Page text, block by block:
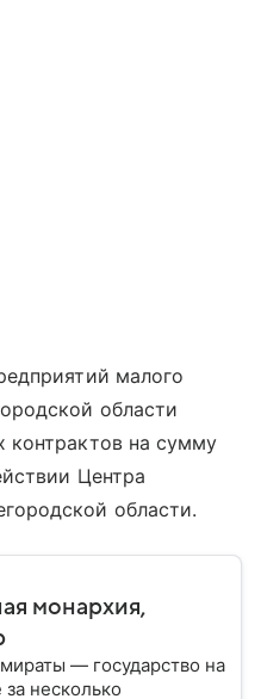
малого
области
контрактов на сумму
Центра
области.
монархия,
— государство на
несколько